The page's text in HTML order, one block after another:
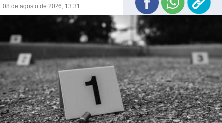
08 de agosto de 2026, 13:31